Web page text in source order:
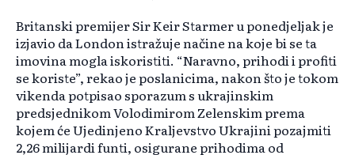
Britanski premijer Sir Keir Starmer u ponedjeljak je
izjavio da London istražuje načine na koje bi se ta
imovina mogla iskoristiti. “Naravno, prihodi i profiti
se koriste”, rekao je poslanicima, nakon što je tokom
vikenda potpisao sporazum s ukrajinskim
predsjednikom Volodimirom Zelenskim prema
kojem će Ujedinjeno Kraljevstvo Ukrajini pozajmiti
2,26 milijardi funti, osigurane prihodima od